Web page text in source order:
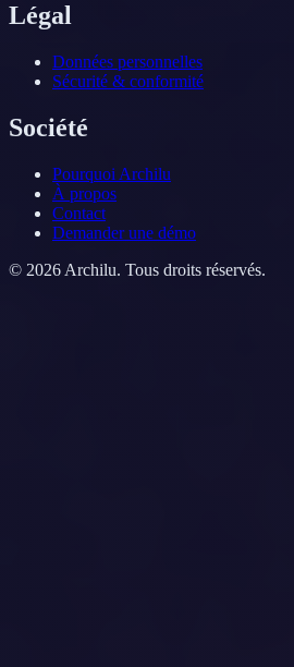
Légal
Données personnelles
Sécurité & conformité
Société
Pourquoi Archilu
À propos
Contact
Demander une démo
© 2026 Archilu. Tous droits réservés.